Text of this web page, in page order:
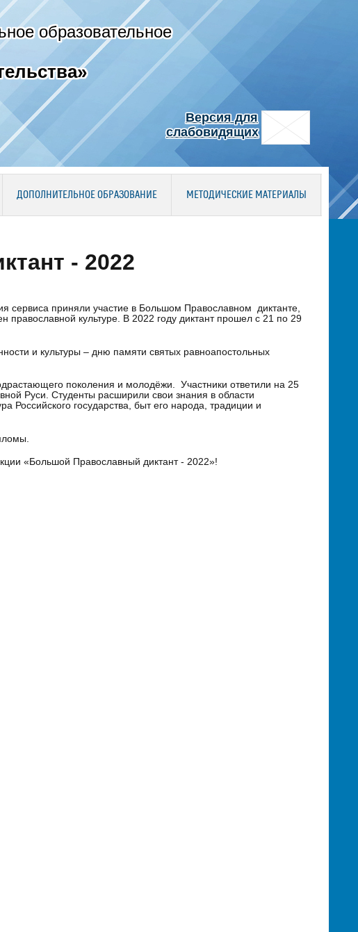
образовательное
Версия для
слабовидящих
ДОПОЛНИТЕЛЬНОЕ ОБРАЗОВАНИЕ МЕТОДИЧЕСКИЕ МАТЕРИАЛЫ
- 2022
сервиса приняли участие в Большом Православном диктанте,
культуре. В 2022 году диктант прошел с 21 по 29
и культуры – дню памяти святых равноапостольных
поколения и молодёжи. Участники ответили на 25
Руси. Студенты расширили свои знания в области
Российского государства, быт его народа, традиции и
«Большой Православный диктант - 2022»!